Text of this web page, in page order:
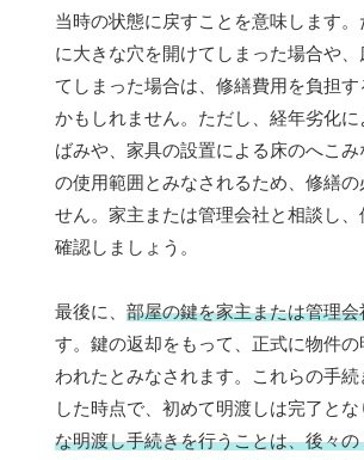
当時の状態に戻すことを意味します
に大きな穴を開けてしまった場合や
てしまった場合は、修繕費用を負担す
かもしれません。ただし、経年劣化
ばみや、家具の設置による床のへこみ
の使用範囲とみなされるため、修繕の
せん。家主または管理会社と相談し、
確認しましょう。
最後に、 部屋の鍵を家主または管理会
す。鍵の返却をもって、正式に物件
われたとみなされます。これらの手続
した時点で、初めて明渡しは完了とな
な明渡し手続きを行うことは、後々